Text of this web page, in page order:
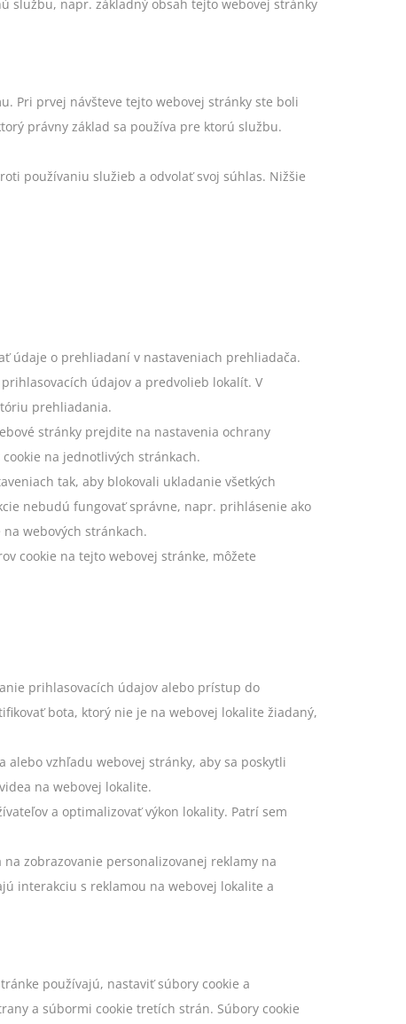
službu, napr. základný obsah tejto webovej stránky
Pri prvej návšteve tejto webovej stránky ste boli
právny základ sa používa pre ktorú službu.
používaniu služieb a odvolať svoj súhlas. Nižšie
údaje o prehliadaní v nastaveniach prehliadača.
údajov a predvolieb lokalít. V
prehliadania.
stránky prejdite na nastavenia ochrany
na jednotlivých stránkach.
tak, aby blokovali ukladanie všetkých
nebudú fungovať správne, napr. prihlásenie ako
webových stránkach.
cookie na tejto webovej stránke, môžete
prihlasovacích údajov alebo prístup do
bota, ktorý nie je na webovej lokalite žiadaný,
vzhľadu webovej stránky, aby sa poskytli
na webovej lokalite.
a optimalizovať výkon lokality. Patrí sem
zobrazovanie personalizovanej reklamy na
interakciu s reklamou na webovej lokalite a
používajú, nastaviť súbory cookie a
a súbormi cookie tretích strán. Súbory cookie